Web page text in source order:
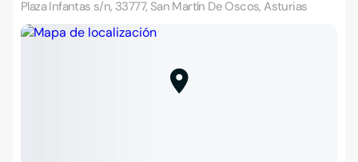
Plaza Infantas s/n, 33777, San Martín De Oscos, Asturias